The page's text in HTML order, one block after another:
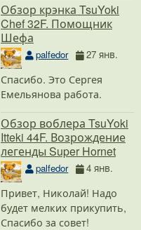
Обзор крэнка TsuYoki
Chef 32F. Помощник
Шефа
palfedor 27 янв.
Спасибо. Это Сергея
Емельянова работа.
Обзор воблера TsuYoki
Itteki 44F. Возрождение
легенды Super Hornet
palfedor 4 янв.
Привет, Николай! Надо
будет мелких прикупить,
Спасибо за совет!